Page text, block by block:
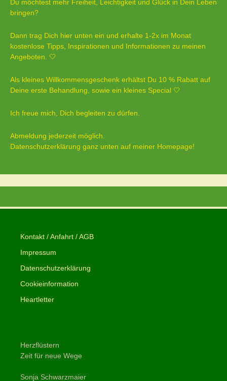
Du möchtest mehr Freiheit, Leichtigkeit und Glück in Dein Leben
bringen?
Dann trag Dich hier unten ein und erhalte 1-2x im Monat
kostenlose Tipps, Inspirationen und Informationen zu meinen
Angeboten. 🤍
Als kleines Willkommensgeschenk erhältst Du 10 % Rabatt auf
Deine erste Behandlung, sowie ein kleines Special 🤍
Ich freue mich, Dich begleiten zu dürfen.
Abmeldung jederzeit möglich.
Datenschutzerklärung ganz unten auf meiner Homepage!
Kontakt / Anfahrt / AGB
Impressum
Datenschutzerklärung
Cookieinformation
Heartletter
Herzflüstern
Zeit für neue Wege
Sonja Schwarzmaier